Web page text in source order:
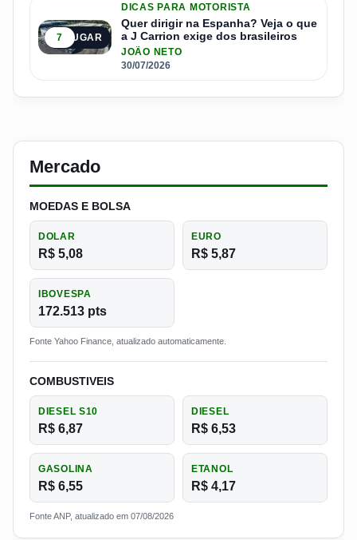
5º LUGAR
7
DICAS PARA MOTORISTA
Quer dirigir na Espanha? Veja o que
a J Carrion exige dos brasileiros
JOÃO NETO
30/07/2026
Mercado
MOEDAS E BOLSA
DOLAR
R$ 5,08
EURO
R$ 5,87
IBOVESPA
172.513 pts
Fonte Yahoo Finance, atualizado automaticamente.
COMBUSTIVEIS
DIESEL S10
R$ 6,87
DIESEL
R$ 6,53
GASOLINA
R$ 6,55
ETANOL
R$ 4,17
Fonte ANP, atualizado em 07/08/2026